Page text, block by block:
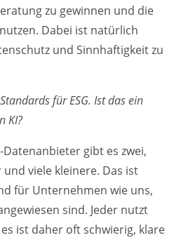
zu gewinnen und die
Dabei ist natürlich
und Sinnhaftigkeit zu
für ESG. Ist das ein
KI?
Datenanbieter gibt es zwei,
viele kleinere. Das ist
für Unternehmen wie uns,
sind. Jeder nutzt
ist daher oft schwierig, klare